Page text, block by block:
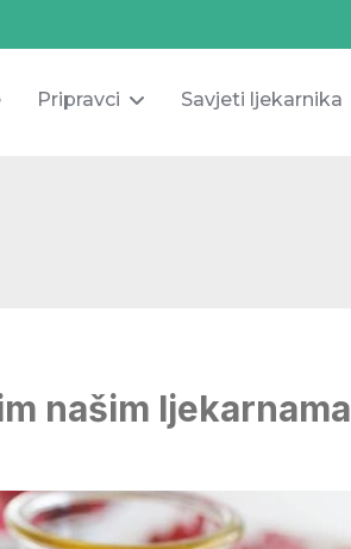
Pripravci Savjeti ljekarnika
našim ljekarnama